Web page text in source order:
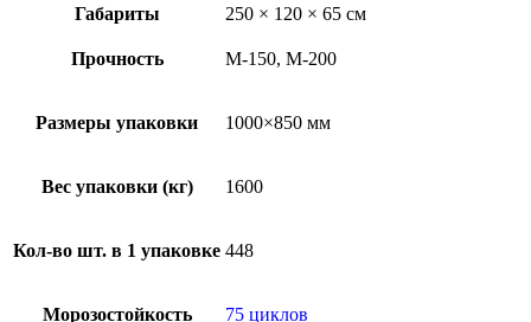
Габариты
250 × 120 × 65 см
Прочность М-150, М-200
Размеры упаковки 1000×850 мм
Вес упаковки (кг) 1600
Кол-во шт. в 1 упаковке 448
Морозостойкость 75 циклов